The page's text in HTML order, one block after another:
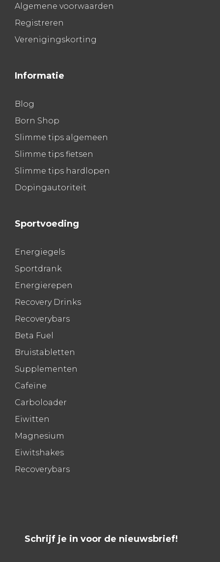
Algemene voorwaarden
Registreren
Verenigingskorting
Informatie
Blog
Born Shop
Slimme tips algemeen
Slimme tips fietsen
Slimme tips hardlopen
Dopingautoriteit
Sportvoeding
Energiegels
Sportdrank
Energierepen
Recovery Drinks
Recoverybars
Beta Fuel
Bruistabletten
Supplementen
Cafeïne
Carboloader
Eiwitten
Magnesium
Eiwitshakes
Recoverybars
Schrijf je in voor de nieuwsbrief!